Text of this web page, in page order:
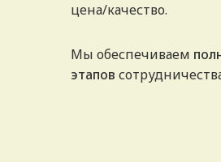
цена/качество.
Мы обеспечиваем
этапов